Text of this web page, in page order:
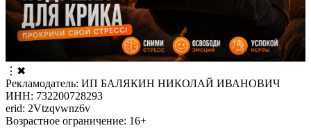
⋮ ✖
Рекламодатель: ИП БАЛЯКИН НИКОЛАЙ ИВАНОВИЧ
ИНН: 732200728293
erid: 2Vtzqvwnz6v
Возрастное ограничение: 16+